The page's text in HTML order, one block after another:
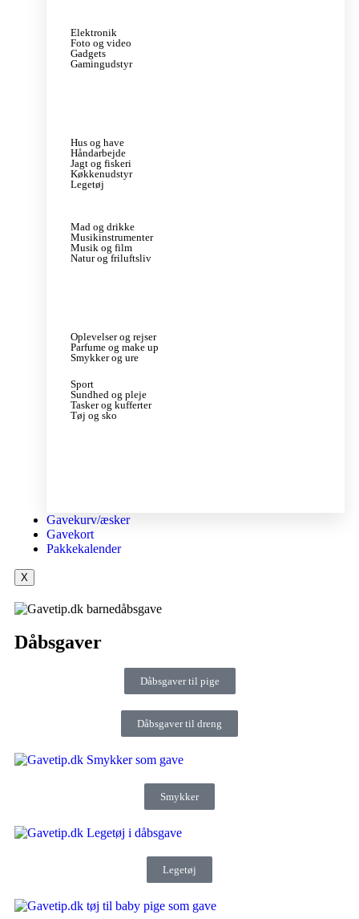
Elektronik
Foto og video
Gadgets
Gamingudstyr
Hus og have
Håndarbejde
Jagt og fiskeri
Køkkenudstyr
Legetøj
Mad og drikke
Musikinstrumenter
Musik og film
Natur og friluftsliv
Oplevelser og rejser
Parfume og make up
Smykker og ure
Sport
Sundhed og pleje
Tasker og kufferter
Tøj og sko
Gavekurv/æsker
Gavekort
Pakkekalender
X
Dåbsgaver
Dåbsgaver til pige
Dåbsgaver til dreng
Smykker
Legetøj